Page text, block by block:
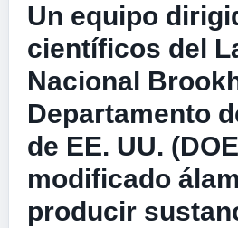
Un equipo
científicos del
Nacional
Departamento
de EE. UU.
modificado
producir